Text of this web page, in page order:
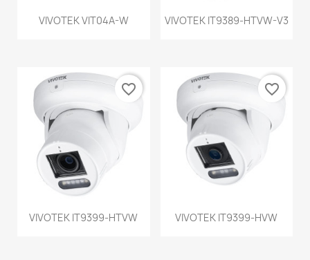
VIVOTEK VIT04A-W VIVOTEK IT9389-HTVW-V3
VIVOTEK IT9399-HTVW
favorite_border
VIVOTEK IT9399-HVW
favorite_border